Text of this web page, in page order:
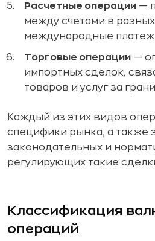
Расчетные операции —
между счетами в
международные
Торговые операции —
импортных сделок,
товаров и услуг за
Каждый из этих видов
специфики рынка, а также
законодательных и
регулирующих такие
Классификация
операций